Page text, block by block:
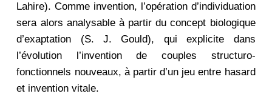
Lahire). Comme invention, l’opération d’individuation
sera alors analysable à partir du concept biologique
d’exaptation (S. J. Gould), qui explicite dans
l’évolution l’invention de couples structuro-
fonctionnels nouveaux, à partir d’un jeu entre hasard
et invention vitale.